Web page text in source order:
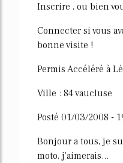
Inscrire , ou bien
Connecter si vous
bonne visite !
Permis Accéléré à
Ville : 84 vaucluse
Posté 01/03/2008 -
Bonjour a tous, je
moto, j'aimerais...